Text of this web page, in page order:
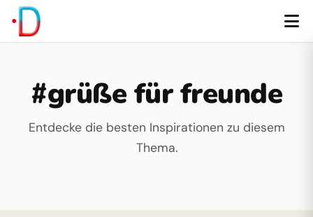
#grüße für freunde
Entdecke die besten Inspirationen zu diesem
Thema.